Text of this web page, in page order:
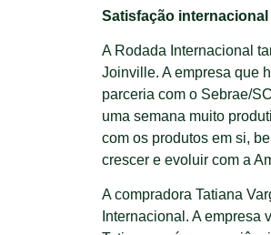
Satisfação internacional
A Rodada Internacional
Joinville. A empresa que
parceria com o Sebrae/
uma semana muito
com os produtos em si,
crescer e evoluir com a
A compradora Tatiana
Internacional. A